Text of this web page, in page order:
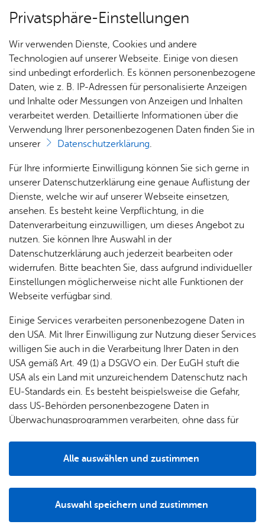
Heute
Start­sei­te
Alle Ter­mi­ne
Erweiterte Suche
Fil­ter lö­schen
Frei­tag, 23. Ok­to­ber 2026 , 14:00 Uhr 15:00 Uhr
, Se­nio­ren­treff
Haus Son­nen­uhr
Haus Son­nen­uhr: Tan­zen im Sit­zen
Musik & Bühne Se­nio­ren Party & Tanz
–
, Se­nio­ren­treff
Haus Son­nen­uhr
Haus Son­nen­uhr: DJ Bru­nos le­gen­dä­re Schla­ger­
par­ty
Musik & Bühne,Party & Tanz
The Le­mon­heads – EU Tour 2026
Privatsphäre-Einstellungen
Wir verwenden Dienste, Cookies und andere
Technologien auf unserer Webseite. Einige von diesen
sind unbedingt erforderlich. Es können personenbezogene
Daten, wie z. B. IP-Adressen für personalisierte Anzeigen
und Inhalte oder Messungen von Anzeigen und Inhalten
verarbeitet werden. Detaillierte Informationen über die
Verwendung Ihrer personenbezogenen Daten finden Sie in
unserer
Datenschutzerklärung.
Für Ihre informierte Einwilligung können Sie sich gerne in
unserer Datenschutzerklärung eine genaue Auflistung der
Dienste, welche wir auf unserer Webseite einsetzen,
ansehen. Es besteht keine Verpflichtung, in die
Datenverarbeitung einzuwilligen, um dieses Angebot zu
nutzen. Sie können Ihre Auswahl in der
Datenschutzerklärung auch jederzeit bearbeiten oder
widerrufen. Bitte beachten Sie, dass aufgrund individueller
Einstellungen möglicherweise nicht alle Funktionen der
Webseite verfügbar sind.
Einige Services verarbeiten personenbezogene Daten in
den USA. Mit Ihrer Einwilligung zur Nutzung dieser Services
willigen Sie auch in die Verarbeitung Ihrer Daten in den
USA gemäß Art. 49 (1) a DSGVO ein. Der EuGH stuft die
USA als ein Land mit unzureichendem Datenschutz nach
EU-Standards ein. Es besteht beispielsweise die Gefahr,
dass US-Behörden personenbezogene Daten in
Überwachungsprogrammen verarbeiten, ohne dass für
Auswahl speichern und zustimmen
Alle auswählen und zustimmen